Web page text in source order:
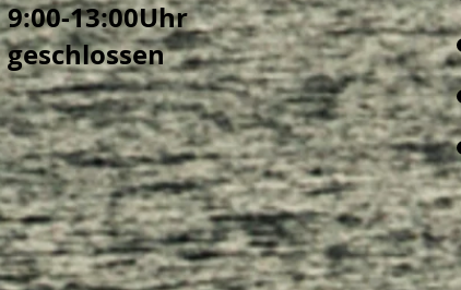
9:00-13:00Uhr
geschlossen